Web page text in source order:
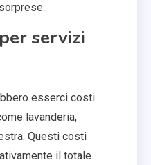
servizi
esserci costi
lavanderia,
Questi costi
il totale